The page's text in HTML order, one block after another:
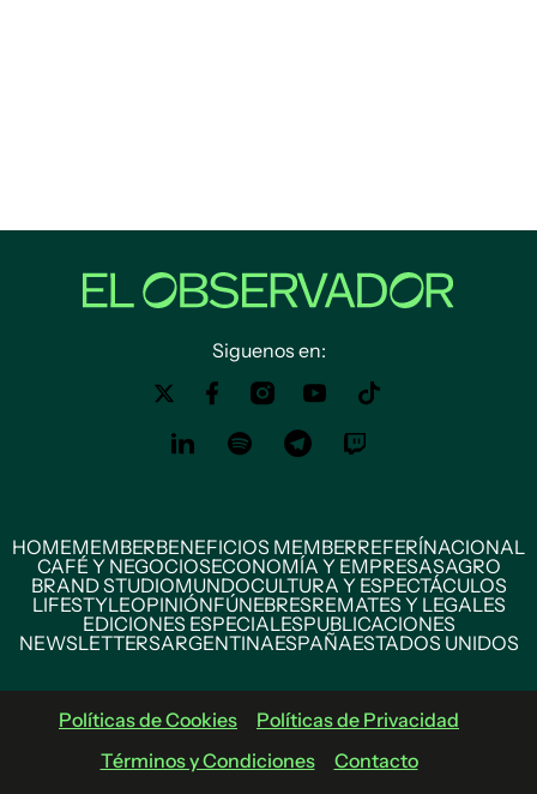
Siguenos en:
HOMEMEMBERBENEFICIOS MEMBERREFERÍNACIONAL
CAFÉ Y NEGOCIOSECONOMÍA Y EMPRESASAGRO
BRAND STUDIOMUNDOCULTURA Y ESPECTÁCULOS
LIFESTYLEOPINIÓNFÚNEBRESREMATES Y LEGALES
EDICIONES ESPECIALESPUBLICACIONES
NEWSLETTERSARGENTINAESPAÑAESTADOS UNIDOS
Políticas de Cookies
Políticas de Privacidad
Términos y Condiciones
Contacto